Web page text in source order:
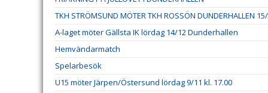
TKH STRÖMSUND MÖTER TKH ROSSÖN DUNDERHALLEN
A-laget möter Gällsta IK lördag 14/12 Dunderhallen
Hemvändarmatch
Spelarbesök
U15 möter Järpen/Östersund lördag 9/11 kl. 17.00